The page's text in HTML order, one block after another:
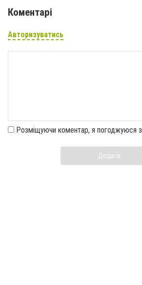
Коментарі
Авторизуватись
Розміщуючи коментар, я погоджуюся з
Додати